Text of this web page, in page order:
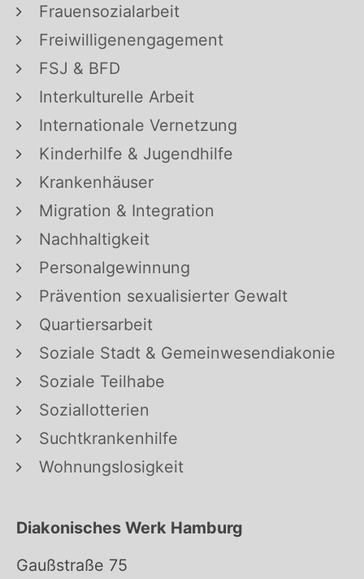
Frauensozialarbeit
Freiwilligenengagement
FSJ & BFD
Interkulturelle Arbeit
Internationale Vernetzung
Kinderhilfe & Jugendhilfe
Krankenhäuser
Migration & Integration
Nachhaltigkeit
Personalgewinnung
Prävention sexualisierter Gewalt
Quartiersarbeit
Soziale Stadt & Gemeinwesendiakonie
Soziale Teilhabe
Soziallotterien
Suchtkrankenhilfe
Wohnungslosigkeit
Diakonisches Werk Hamburg
Gaußstraße 75